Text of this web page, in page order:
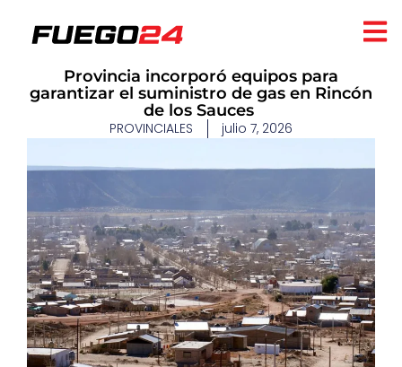
​Provincia incorporó equipos para
garantizar el suministro de gas en Rincón
de los Sauces ​
PROVINCIALES julio 7, 2026